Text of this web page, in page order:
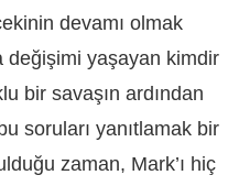
devamı olmak
değişimi yaşayan kimdir
bir savaşın ardından
soruları yanıtlamak bir
zaman, Mark’ı hiç